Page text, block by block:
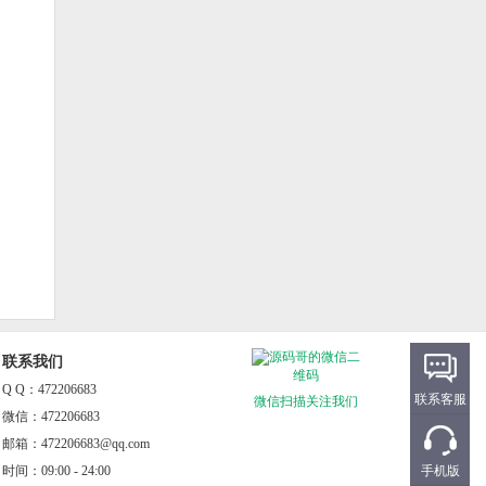
联系我们
Q Q：472206683
微信：472206683
邮箱：472206683@qq.com
时间：09:00 - 24:00
微信扫描关注我们 联系客服
手机版